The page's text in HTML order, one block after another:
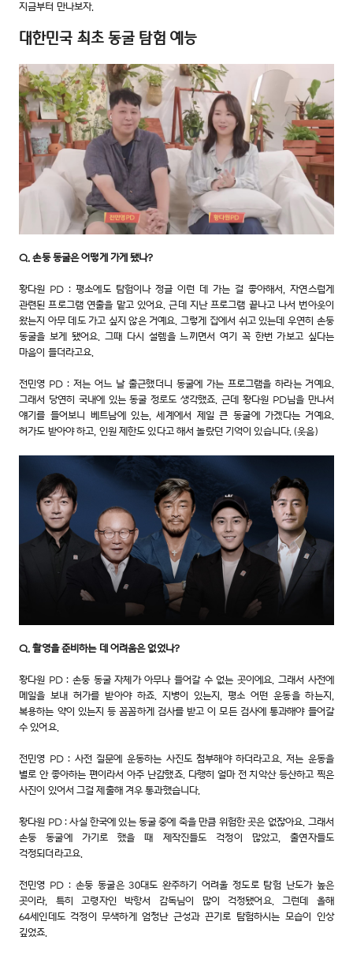
지금부터 만나보자.
대한민국 최초 동굴 탐험 예능
Q. 손둥 동굴은 어떻게 가게 됐나?
황다원 PD : 평소에도 탐험이나 정글 이런 데 가는 걸 좋아해서, 자연스럽게
관련된 프로그램 연출을 맡고 있어요. 근데 지난 프로그램 끝나고 나서 번아웃이
왔는지 아무 데도 가고 싶지 않은 거예요. 그렇게 집에서 쉬고 있는데 우연히 손둥
동굴을 보게 됐어요. 그때 다시 설렘을 느끼면서 여기 꼭 한번 가보고 싶다는
마음이 들더라고요.
전민영 PD : 저는 어느 날 출근했더니 동굴에 가는 프로그램을 하라는 거예요.
그래서 당연히 국내에 있는 동굴 정로도 생각했죠. 근데 황다원 PD님을 만나서
얘기를 들어보니 베트남에 있는, 세계에서 제일 큰 동굴에 가겠다는 거예요.
허가도 받아야 하고, 인원 제한도 있다고 해서 놀랐던 기억이 있습니다. (웃음)
Q. 촬영을 준비하는 데 어려움은 없었나?
황다원 PD : 손둥 동굴 자체가 아무나 들어갈 수 없는 곳이에요. 그래서 사전에
메일을 보내 허가를 받아야 하죠. 지병이 있는지, 평소 어떤 운동을 하는지,
복용하는 약이 있는지 등 꼼꼼하게 검사를 받고 이 모든 검사에 통과해야 들어갈
수 있어요.
전민영 PD : 사전 질문에 운동하는 사진도 첨부해야 하더라고요. 저는 운동을
별로 안 좋아하는 편이라서 아주 난감했죠. 다행히 얼마 전 치악산 등산하고 찍은
사진이 있어서 그걸 제출해 겨우 통과했습니다.
황다원 PD : 사실 한국에 있는 동굴 중에 죽을 만큼 위험한 곳은 없잖아요. 그래서
손둥 동굴에 가기로 했을 때 제작진들도 걱정이 많았고, 출연자들도
걱정되더라고요.
전민영 PD : 손둥 동굴은 30대도 완주하기 어려울 정도로 탐험 난도가 높은
곳이라, 특히 고령자인 박항서 감독님이 많이 걱정됐어요. 그런데 올해
64세인데도 걱정이 무색하게 엄청난 근성과 끈기로 탐험하시는 모습이 인상
깊었죠.